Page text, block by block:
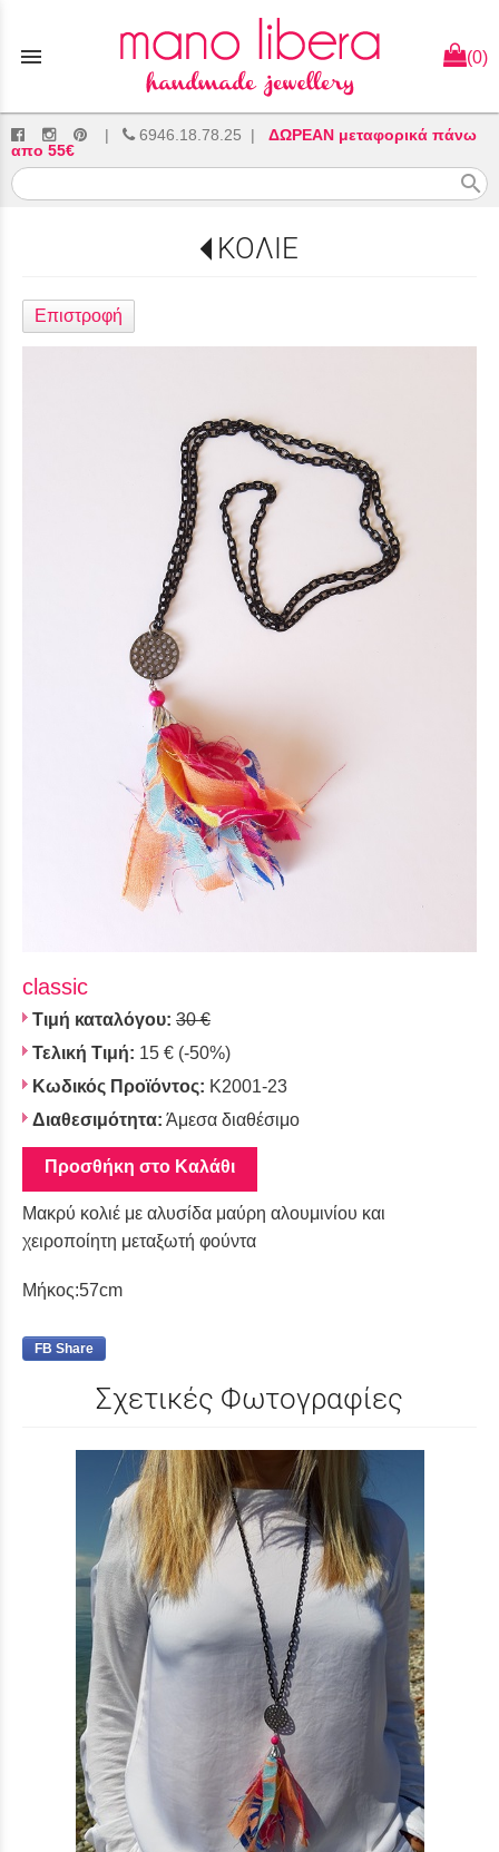
menu (0)
| 6946.18.78.25 | ΔΩΡΕΑΝ μεταφορικά πάνω
απο 55€
search
ΚΟΛΙΕ
Επιστροφή
classic
Τιμή καταλόγου: 30 €
Τελική Τιμή: 15 € (-50%)
Κωδικός Προϊόντος: K2001-23
Διαθεσιμότητα: Άμεσα διαθέσιμο
Προσθήκη στο Καλάθι
Μακρύ κολιέ με αλυσίδα μαύρη αλουμινίου και
χειροποίητη μεταξωτή φούντα
Μήκος:57cm
FB Share
Σχετικές Φωτογραφίες